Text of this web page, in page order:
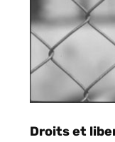
Droits et